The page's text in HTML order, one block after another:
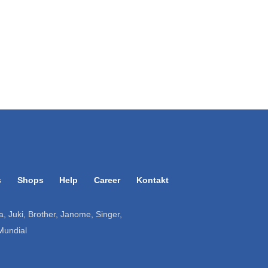
Shops Help Career Kontakt
Juki, Brother, Janome, Singer,